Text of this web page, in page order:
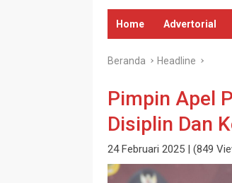
Home Advertorial
Beranda Headline
Pimpin Apel
Disiplin Dan
24 Februari 2025 | (849